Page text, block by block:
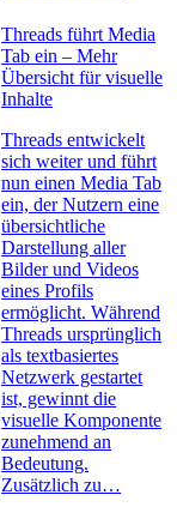
Threads führt Media
Tab ein – Mehr
Übersicht für visuelle
Inhalte
Threads entwickelt
sich weiter und führt
nun einen Media Tab
ein, der Nutzern eine
übersichtliche
Darstellung aller
Bilder und Videos
eines Profils
ermöglicht. Während
Threads ursprünglich
als textbasiertes
Netzwerk gestartet
ist, gewinnt die
visuelle Komponente
zunehmend an
Bedeutung.
Zusätzlich zu…